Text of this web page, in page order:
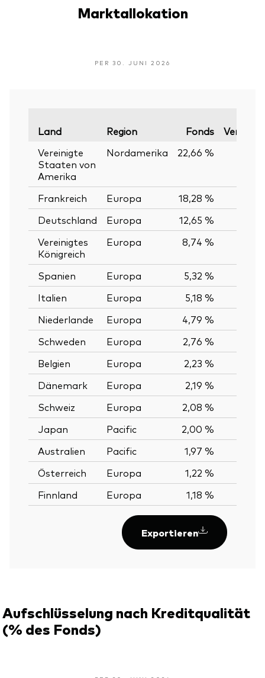
Marktallokation
PER 30. JUNI 2026
Land Region Fonds
Vereinigte
Staaten von
Amerika
Nordamerika 22,66 %
Frankreich Europa
18,28 %
Deutschland
Europa
12,65 %
Vereinigtes
Königreich
Europa 8,74 %
Spanien Europa
5,32 %
Italien
Europa
5,18 %
Niederlande
Europa
4,79 %
Schweden
Europa
2,76 %
Belgien
Europa
2,23 %
Dänemark
Europa
2,19 %
Schweiz
Europa
2,08 %
Japan
Pacific
2,00 %
Australien
Pacific
1,97 %
Österreich
Europa
1,22 %
Finnland
Europa 1,18 %
Exportieren
Aufschlüsselung nach Kreditqualität
(% des Fonds)